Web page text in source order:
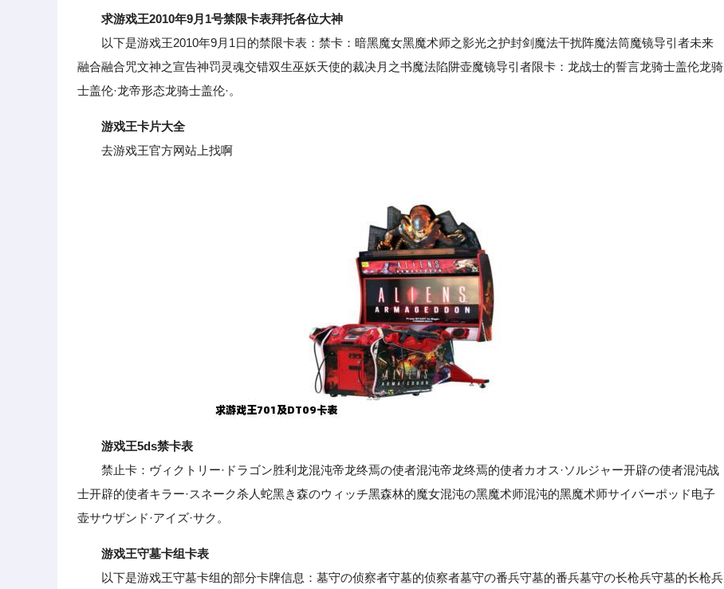
求游戏王2010年9月1号禁限卡表拜托各位大神
以下是游戏王2010年9月1日的禁限卡表：禁卡：暗黑魔女黑魔术师之影光之护封剑魔法干扰阵魔法筒魔镜导引者未来
融合融合咒文神之宣告神罚灵魂交错双生巫妖天使的裁决月之书魔法陷阱壶魔镜导引者限卡：龙战士的誓言龙骑士盖伦龙骑
士盖伦·龙帝形态龙骑士盖伦·。
游戏王卡片大全
去游戏王官方网站上找啊
游戏王5ds禁卡表
禁止卡：ヴィクトリー·ドラゴン胜利龙混沌帝龙终焉の使者混沌帝龙终焉的使者カオス·ソルジャー开辟の使者混沌战
士开辟的使者キラー·スネーク杀人蛇黑き森のウィッチ黑森林的魔女混沌の黑魔术师混沌的黑魔术师サイバーポッド电子
壶サウザンド·アイズ·サク。
游戏王守墓卡组卡表
以下是游戏王守墓卡组的部分卡牌信息：墓守の侦察者守墓的侦察者墓守の番兵守墓的番兵墓守の长枪兵守墓的长枪兵